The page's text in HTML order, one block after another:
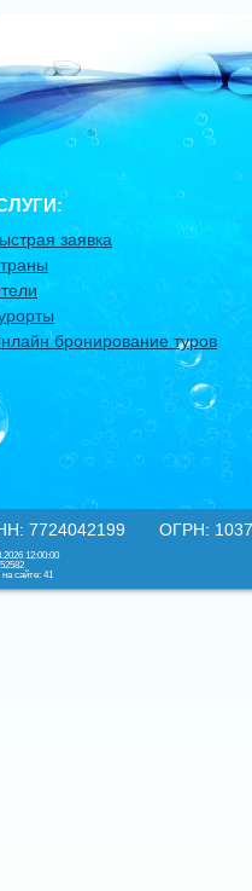
заявка
бронирование туров
7724042199 ОГРН:
12:00:00
сайте: 41